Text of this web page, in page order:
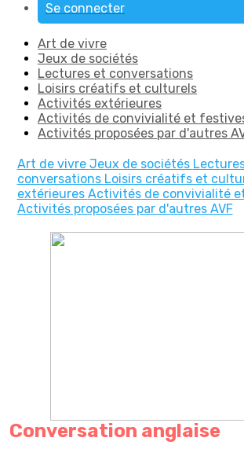
Se connecter
Art de vivre
Jeux de sociétés
Lectures et conversations
Loisirs créatifs et culturels
Activités extérieures
Activités de convivialité et
Activités proposées par d'autres
Art de vivre Jeux de sociétés
conversations Loisirs créatifs et
extérieures Activités de convivialité
Activités proposées par d'autres AVF
Conversation anglaise